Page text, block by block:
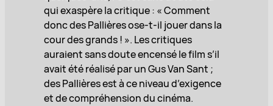
qui exaspère la critique : « Comment
donc des Pallières ose-t-il jouer dans la
cour des grands ! ». Les critiques
auraient sans doute encensé le film s’il
avait été réalisé par un Gus Van Sant ;
des Pallières est à ce niveau d’exigence
et de compréhension du cinéma.